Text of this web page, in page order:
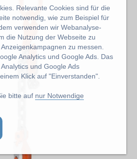
Relevante Cookies sind für die
notwendig, wie zum Beispiel für
verwenden wir Webanalyse-
die Nutzung der Webseite zu
zu messen.
Analytics und Google Ads. Das
und Google Ads
Klick auf "Einverstanden".
bitte auf nur Notwendige